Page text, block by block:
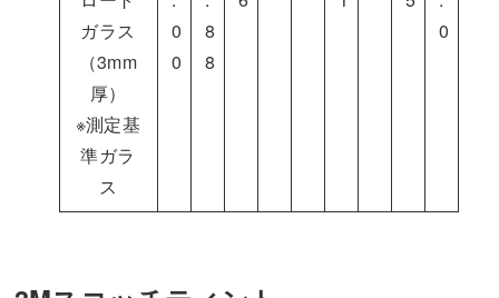
ガラス
（3mm
厚）
※測定基
準ガラ
ス
0
0
8
8
0